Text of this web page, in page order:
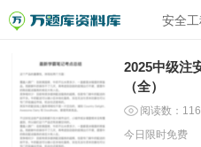
安全
2025中级注
（全）
阅读数：
今日限时免费